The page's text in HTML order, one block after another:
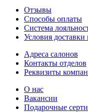
Отзывы
Способы оплаты
Система
Условия доставки
Адреса салонов
Контакты отделов
Реквизиты
О нас
Вакансии
Подарочные